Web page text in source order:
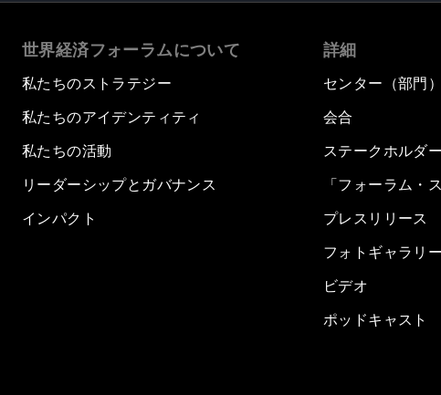
世界経済フォーラムについて
私たちのストラテジー
私たちのアイデンティティ
私たちの活動
リーダーシップとガバナンス
インパクト
詳細
センター（部門）
会合
ステークホルダ
「フォーラム・
プレスリリース
フォトギャラリー
ビデオ
ポッドキャスト